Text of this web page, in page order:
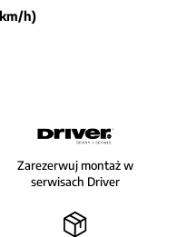
h)
Zarezerwuj montaż w
serwisach Driver